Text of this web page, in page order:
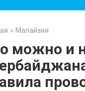
» Малайзия
можно и